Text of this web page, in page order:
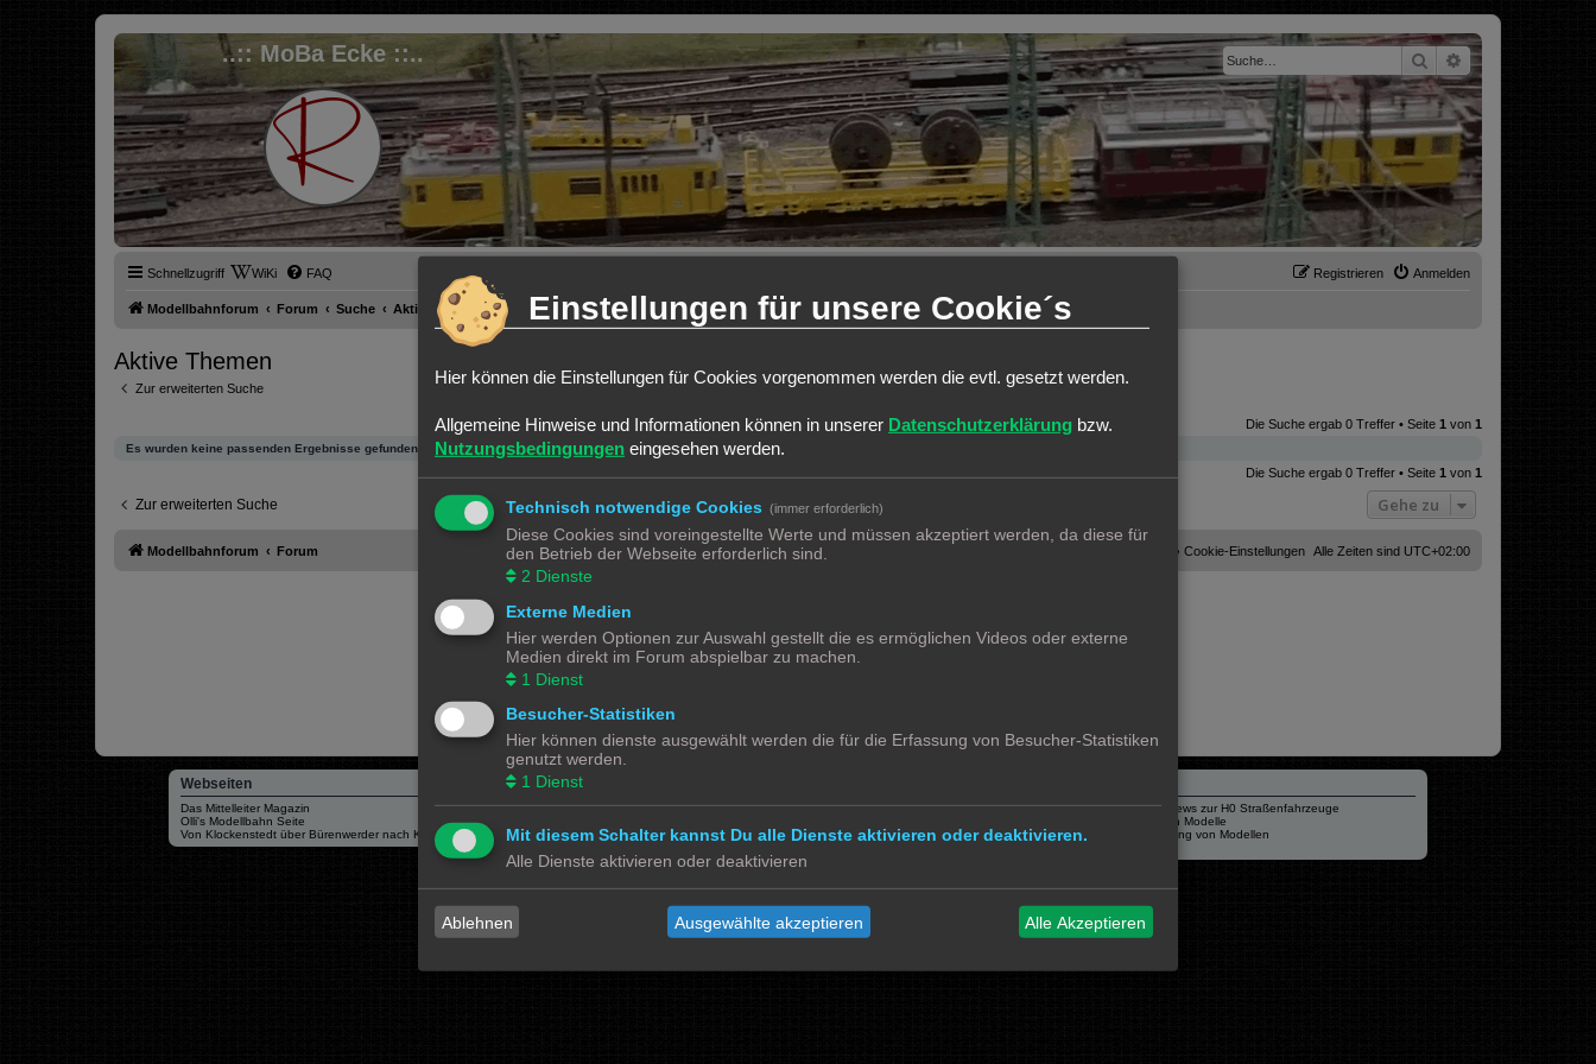
..:: MoBa Ecke ::.. SucheErweiterte Suche
Schnellzugriff WiKi FAQ Anmelden
Registrieren
Modellbahnforum Forum Suche Aktive Themen
Aktive Themen
Zur erweiterten Suche
Die Suche ergab 0 Treffer • Seite 1 von 1
Es wurden keine passenden Ergebnisse gefunden.
Die Suche ergab 0 Treffer • Seite 1 von 1
Zur erweiterten Suche Gehe zu
Modellbahnforum Forum Alle Zeiten sind UTC+02:00
Cookie-Einstellungen
Webseiten
Das Mittelleiter Magazin
Olli's Modellbahn Seite
Von Klockenstedt über Bürenwerder nach Klingsiel
Bimm MOBA TV <- YouTube
lenasmodellbahn <- Instagram
johns MOBA <- YouTube
Länderbahnzeit im Modell <- Facebook
mo87.de Infos und News zur H0 Straßenfahrzeuge
Hamburger Hochbahn Modelle
Heiko Wolbink | Alterung von Modellen
Einstellungen für unsere Cookie´s
Hier können die Einstellungen für Cookies vorgenommen werden die evtl. gesetzt werden.
Allgemeine Hinweise und Informationen können in unserer Datenschutzerklärung bzw.
Nutzungsbedingungen eingesehen werden.
Technisch notwendige Cookies (immer erforderlich)
Diese Cookies sind voreingestellte Werte und müssen akzeptiert werden, da diese für
den Betrieb der Webseite erforderlich sind.
2 Dienste
Externe Medien
Hier werden Optionen zur Auswahl gestellt die es ermöglichen Videos oder externe
Medien direkt im Forum abspielbar zu machen.
1 Dienst
Besucher-Statistiken
Hier können dienste ausgewählt werden die für die Erfassung von Besucher-Statistiken
genutzt werden.
1 Dienst
Mit diesem Schalter kannst Du alle Dienste aktivieren oder deaktivieren.
Alle Dienste aktivieren oder deaktivieren
Ablehnen Ausgewählte akzeptieren Alle Akzeptieren